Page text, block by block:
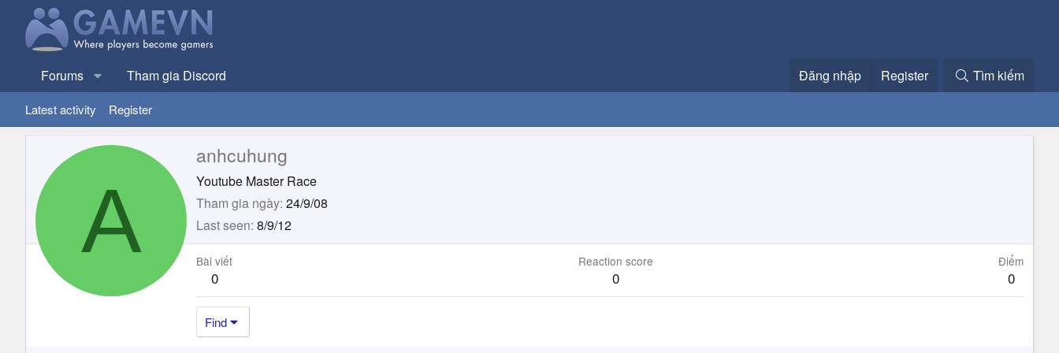
Forums Tham gia Discord Đăng nhập Register Tìm kiếm
Latest activity Register
A
anhcuhung
Youtube Master Race
Tham gia ngày 24/9/08
Last seen 8/9/12
Bài viết
0
Reaction score
0
Điểm
0
Find